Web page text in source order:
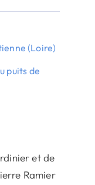
(Loire)
puits de
et de
Ramier